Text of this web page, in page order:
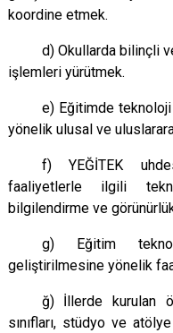
koordine etmek.
d) Okullarda bilinçli
işlemleri yürütmek.
e) Eğitimde teknoloji
yönelik ulusal ve
f) YEĞİTEK
faaliyetlerle ilgili
bilgilendirme ve
g) Eğitim
geliştirilmesine yönelik
ğ) İllerde kurulan
sınıfları, stüdyo ve